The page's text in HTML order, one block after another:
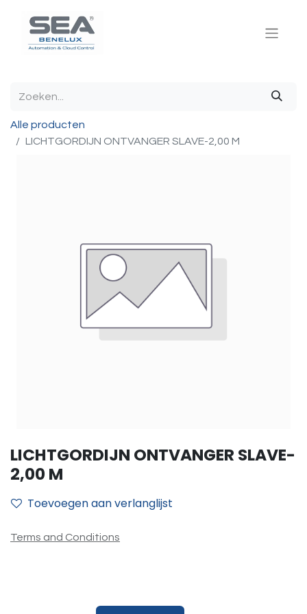
Alle producten
LICHTGORDIJN ONTVANGER SLAVE-2,00 M
LICHTGORDIJN ONTVANGER SLAVE-
2,00 M
Toevoegen aan verlanglijst
Terms and Conditions